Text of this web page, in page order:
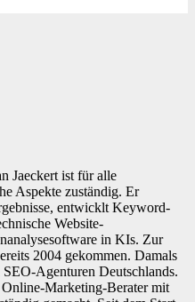
Jaeckert ist für alle
Aspekte zuständig. Er
entwicklt Keyword-
Website-
in KIs. Zur
2004 gekommen. Damals
Agenturen Deutschlands.
Marketing-Berater mit